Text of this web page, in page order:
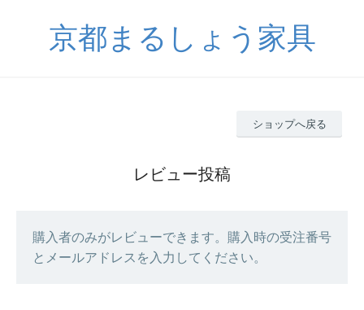
京都まるしょう家具
ショップへ戻る
レビュー投稿
購入者のみがレビューできます。購入時の受注番号
とメールアドレスを入力してください。